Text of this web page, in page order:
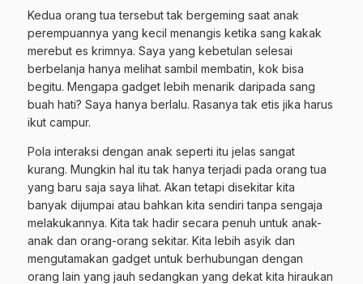
Kedua orang tua tersebut tak bergeming saat anak
perempuannya yang kecil menangis ketika sang kakak
merebut es krimnya. Saya yang kebetulan selesai
berbelanja hanya melihat sambil membatin, kok bisa
begitu. Mengapa gadget lebih menarik daripada sang
buah hati? Saya hanya berlalu. Rasanya tak etis jika harus
ikut campur.
Pola interaksi dengan anak seperti itu jelas sangat
kurang. Mungkin hal itu tak hanya terjadi pada orang tua
yang baru saja saya lihat. Akan tetapi disekitar kita
banyak dijumpai atau bahkan kita sendiri tanpa sengaja
melakukannya. Kita tak hadir secara penuh untuk anak-
anak dan orang-orang sekitar. Kita lebih asyik dan
mengutamakan gadget untuk berhubungan dengan
orang lain yang jauh sedangkan yang dekat kita hiraukan